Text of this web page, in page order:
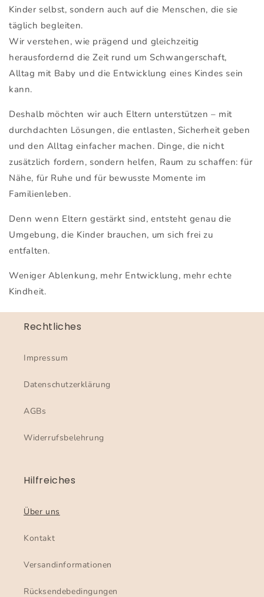
Kinder selbst, sondern auch auf die Menschen, die sie
täglich begleiten.
Wir verstehen, wie prägend und gleichzeitig
herausfordernd die Zeit rund um Schwangerschaft,
Alltag mit Baby und die Entwicklung eines Kindes sein
kann.
Deshalb möchten wir auch Eltern unterstützen – mit
durchdachten Lösungen, die entlasten, Sicherheit geben
und den Alltag einfacher machen. Dinge, die nicht
zusätzlich fordern, sondern helfen, Raum zu schaffen: für
Nähe, für Ruhe und für bewusste Momente im
Familienleben.
Denn wenn Eltern gestärkt sind, entsteht genau die
Umgebung, die Kinder brauchen, um sich frei zu
entfalten.
Weniger Ablenkung, mehr Entwicklung, mehr echte
Kindheit.
Rechtliches
Impressum
Datenschutzerklärung
AGBs
Widerrufsbelehrung
Hilfreiches
Über uns
Kontakt
Versandinformationen
Rücksendebedingungen